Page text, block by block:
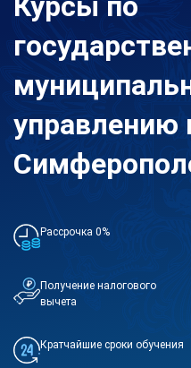
управлению
Рассрочка 0%
Получение налогового
вычета
Кратчайшие сроки обучения